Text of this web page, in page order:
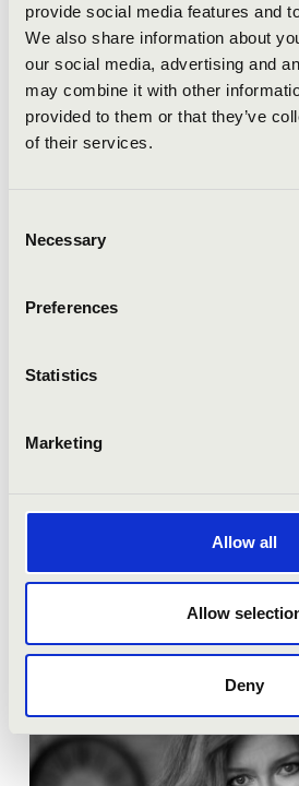
provide social media features and
We also share information about
our social media, advertising and
may combine it with other
provided to them or that they’ve
of their services.
Selection
Necessary
Preferences
Statistics
Marketing
Allow all
Allow
Deny
Pécs - Püspöki Palota kertje
Bérlet:Püspökvári Zenés Esték -